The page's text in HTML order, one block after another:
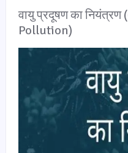
वायु प्रदूषण का
Pollution)